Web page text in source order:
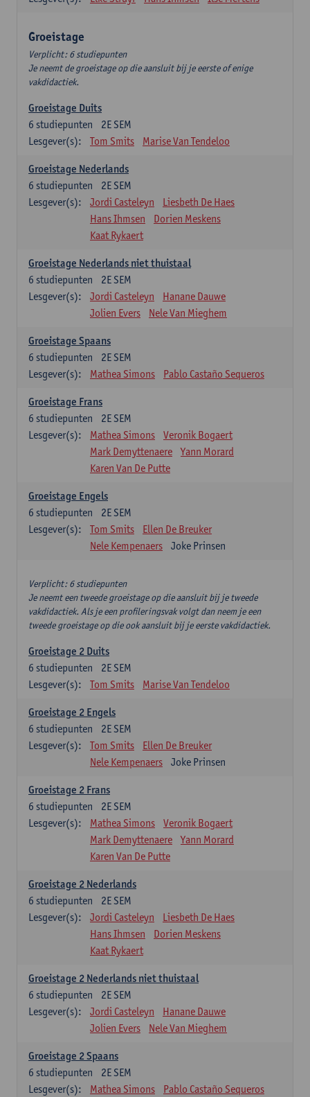
Groeistage
Verplicht: 6 studiepunten
Je neemt de groeistage op die aansluit bij je eerste of enige
vakdidactiek.
Groeistage Duits
2E SEM
6 studiepunten
Lesgever(s):
Tom Smits Marise Van Tendeloo
Groeistage Nederlands
2E SEM
6 studiepunten
Lesgever(s):
Jordi Casteleyn
Liesbeth De Haes
Hans Ihmsen
Dorien Meskens
Kaat Rykaert
Groeistage Nederlands niet thuistaal
2E SEM
6 studiepunten
Lesgever(s):
Jordi Casteleyn
Hanane Dauwe
Jolien Evers
Nele Van Mieghem
Groeistage Spaans
2E SEM
6 studiepunten
Lesgever(s):
Mathea Simons Pablo Castaño Sequeros
Groeistage Frans
2E SEM
6 studiepunten
Lesgever(s):
Mathea Simons
Veronik Bogaert
Mark Demyttenaere
Yann Morard
Karen Van De Putte
Groeistage Engels
2E SEM
6 studiepunten
Lesgever(s):
Tom Smits
Ellen De Breuker
Nele Kempenaers
Joke Prinsen
Verplicht: 6 studiepunten
Je neemt een tweede groeistage op die aansluit bij je tweede
vakdidactiek. Als je een profileringsvak volgt dan neem je een
tweede groeistage op die ook aansluit bij je eerste vakdidactiek.
Groeistage 2 Duits
2E SEM
6 studiepunten
Lesgever(s):
Tom Smits Marise Van Tendeloo
Groeistage 2 Engels
2E SEM
6 studiepunten
Lesgever(s):
Tom Smits
Ellen De Breuker
Nele Kempenaers
Joke Prinsen
Groeistage 2 Frans
2E SEM
6 studiepunten
Lesgever(s):
Mathea Simons
Veronik Bogaert
Mark Demyttenaere
Yann Morard
Karen Van De Putte
Groeistage 2 Nederlands
2E SEM
6 studiepunten
Lesgever(s):
Jordi Casteleyn
Liesbeth De Haes
Hans Ihmsen
Dorien Meskens
Kaat Rykaert
Groeistage 2 Nederlands niet thuistaal
2E SEM
6 studiepunten
Lesgever(s):
Jordi Casteleyn
Hanane Dauwe
Jolien Evers
Nele Van Mieghem
Groeistage 2 Spaans
2E SEM
6 studiepunten
Lesgever(s):
Mathea Simons Pablo Castaño Sequeros